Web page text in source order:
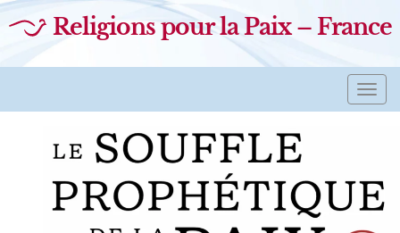
Religions pour la Paix – France